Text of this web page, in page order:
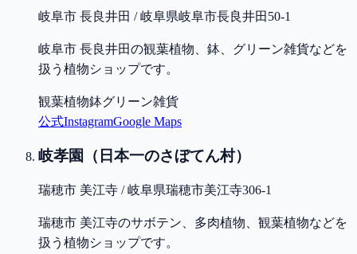
岐阜市 長良井田 / 岐阜県岐阜市長良井田50-1
岐阜市 長良井田の観葉植物、鉢、グリーン雑貨などを
扱う植物ショップです。
観葉植物鉢グリーン雑貨
公式InstagramGoogle Maps
岐孝園（日本一のさぼてん村）
瑞穂市 美江寺 / 岐阜県瑞穂市美江寺306-1
瑞穂市 美江寺のサボテン、多肉植物、観葉植物などを
扱う植物ショップです。